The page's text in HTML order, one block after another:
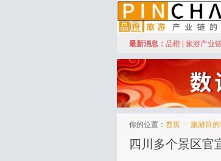
品橙旅游
最新消息： 品橙 | 旅游产业
你的位置： 首页 > 旅游目
四川多个景区官